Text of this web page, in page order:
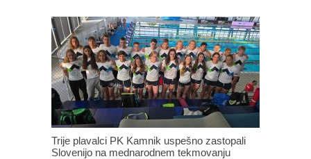
Trije plavalci PK Kamnik uspešno zastopali
Slovenijo na mednarodnem tekmovanju